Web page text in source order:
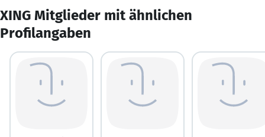
XING Mitglieder mit ähnlichen
Profilangaben